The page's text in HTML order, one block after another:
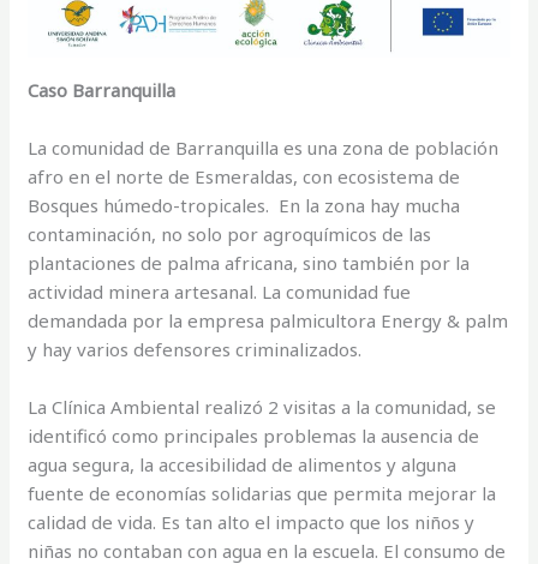
Caso Barranquilla
La comunidad de Barranquilla es una zona de población
afro en el norte de Esmeraldas, con ecosistema de
Bosques húmedo-tropicales. En la zona hay mucha
contaminación, no solo por agroquímicos de las
plantaciones de palma africana, sino también por la
actividad minera artesanal. La comunidad fue
demandada por la empresa palmicultora Energy & palm
y hay varios defensores criminalizados.
La Clínica Ambiental realizó 2 visitas a la comunidad, se
identificó como principales problemas la ausencia de
agua segura, la accesibilidad de alimentos y alguna
fuente de economías solidarias que permita mejorar la
calidad de vida. Es tan alto el impacto que los niños y
niñas no contaban con agua en la escuela. El consumo de